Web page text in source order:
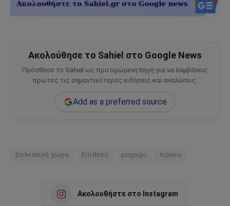
Ακολούθησε το Sahiel στο Google News
Πρόσθεσε το Sahiel ως προτιμώμενη πηγή για να λαμβάνεις
πρώτος τις σημαντικότερες ειδήσεις και αναλύσεις.
Add as a preferred source
βαλκανική χώρα Επίθεση μαχαίρι τιρανα
Ακολουθήστε στο Instagram